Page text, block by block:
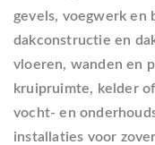
gevels, voegwerk en
dakconstructie en
vloeren, wanden en
kruipruimte, kelder
vocht- en
installaties voor